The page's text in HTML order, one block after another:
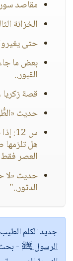
مقاصد
الخزانة
حتى
بعض ما
القبور..
قصة زكريا
حديث
س
هل تلزمها
العصر
حديث «لا
الدثور.."
جديد الكلم
الرسول ﷺ - بحث